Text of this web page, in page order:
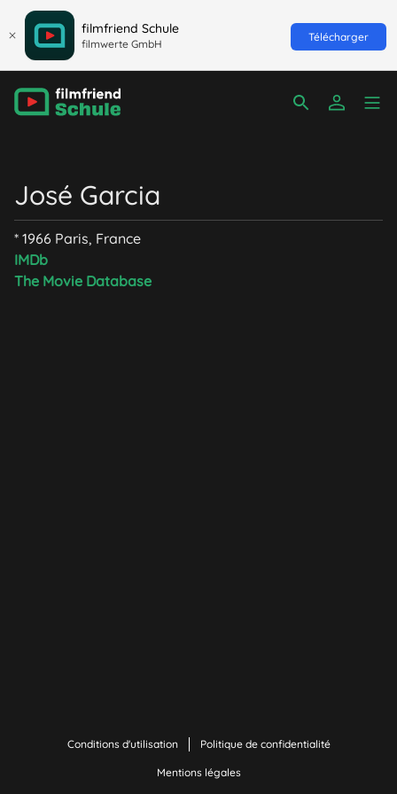
filmfriend Schule
filmwerte GmbH
Télécharger
José Garcia
* 1966 Paris, France
IMDb
The Movie Database
Conditions d'utilisation Politique de confidentialité
Mentions légales